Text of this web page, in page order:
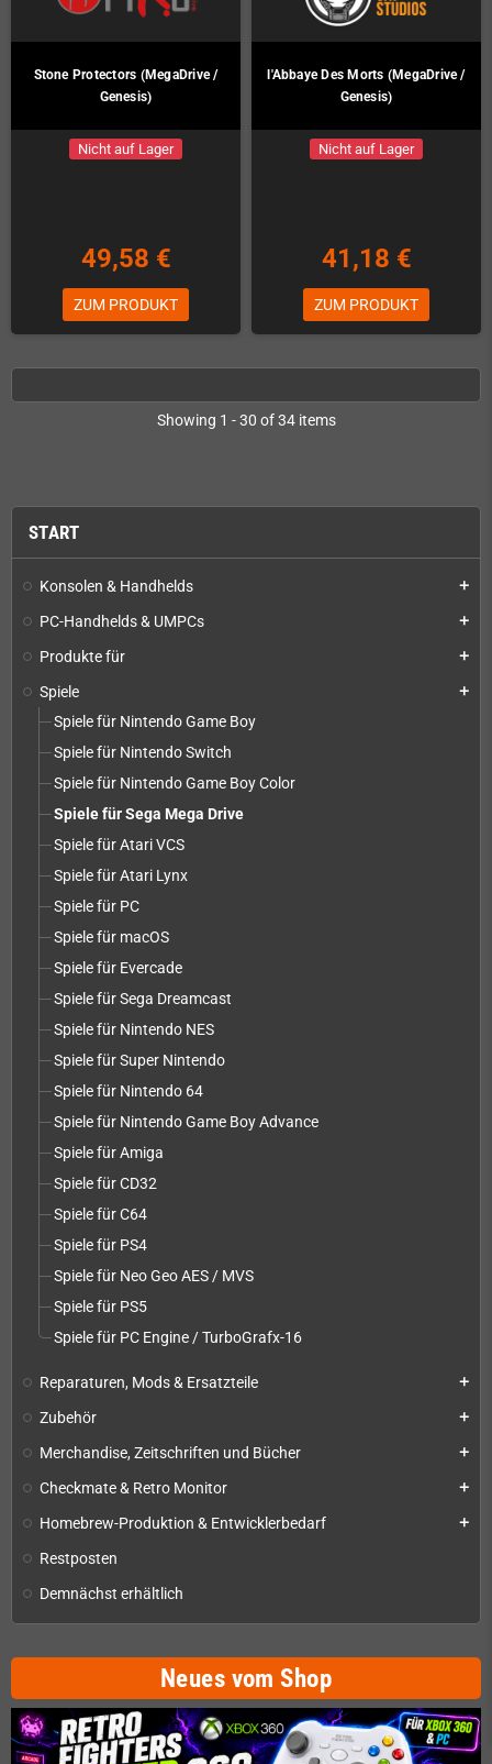
START
Konsolen & Handhelds add
PC-Handhelds & UMPCs add
Produkte für add
Spiele add
Spiele für Nintendo Game Boy
Spiele für Nintendo Switch
Spiele für Nintendo Game Boy Color
Spiele für Sega Mega Drive
Spiele für Atari VCS
Spiele für Atari Lynx
Spiele für PC
Spiele für macOS
Spiele für Evercade
Spiele für Sega Dreamcast
Spiele für Nintendo NES
Spiele für Super Nintendo
Spiele für Nintendo 64
Spiele für Nintendo Game Boy Advance
Spiele für Amiga
Spiele für CD32
Spiele für C64
Spiele für PS4
Spiele für Neo Geo AES / MVS
Spiele für PS5
Spiele für PC Engine / TurboGrafx-16
Reparaturen, Mods & Ersatzteile add
Zubehör add
Merchandise, Zeitschriften und Bücher add
Checkmate & Retro Monitor add
Homebrew-Produktion & Entwicklerbedarf add
Restposten
Demnächst erhältlich
Neues vom Shop
Stone Protectors (MegaDrive /
Genesis)
Nicht auf Lager
49,58 €
ZUM PRODUKT
l'Abbaye Des Morts (MegaDrive /
Genesis)
Nicht auf Lager
41,18 €
ZUM PRODUKT
Showing 1 - 30 of 34 items